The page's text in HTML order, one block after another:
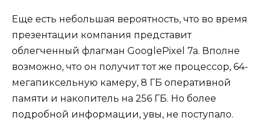
Еще есть небольшая вероятность, что во время
презентации компания представит
облегченный флагман GooglePixel 7a. Вполне
возможно, что он получит тот же процессор, 64-
мегапиксельную камеру, 8 ГБ оперативной
памяти и накопитель на 256 ГБ. Но более
подробной информации, увы, не поступало.